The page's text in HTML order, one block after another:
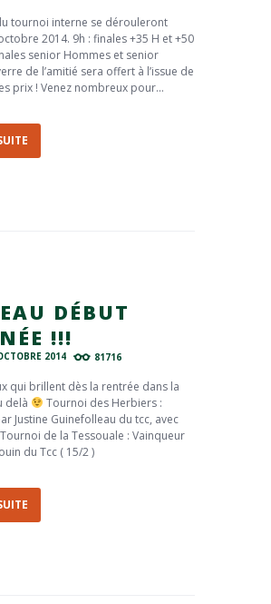
tournoi interne se dérouleront
2014. 9h : finales +35 H et +50
senior Hommes et senior
de l’amitié sera offert à l’issue de
prix ! Venez nombreux pour...
DÉBUT
!!!
2014 81716
qui brillent dès la rentrée dans la
delà
Tournoi des Herbiers :
Justine Guinefolleau du tcc, avec
de la Tessouale : Vainqueur
du Tcc ( 15/2 )